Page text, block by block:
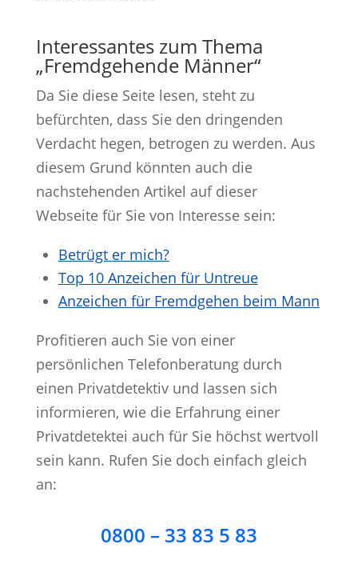
Interessantes zum Thema
„Fremdgehende Männer“
Da Sie diese Seite lesen, steht zu
befürchten, dass Sie den dringenden
Verdacht hegen, betrogen zu werden. Aus
diesem Grund könnten auch die
nachstehenden Artikel auf dieser
Webseite für Sie von Interesse sein:
Betrügt er mich?
Top 10 Anzeichen für Untreue
Anzeichen für Fremdgehen beim Mann
Profitieren auch Sie von einer
persönlichen Telefonberatung durch
einen Privatdetektiv und lassen sich
informieren, wie die Erfahrung einer
Privatdetektei auch für Sie höchst wertvoll
sein kann. Rufen Sie doch einfach gleich
an:
0800 – 33 83 5 83